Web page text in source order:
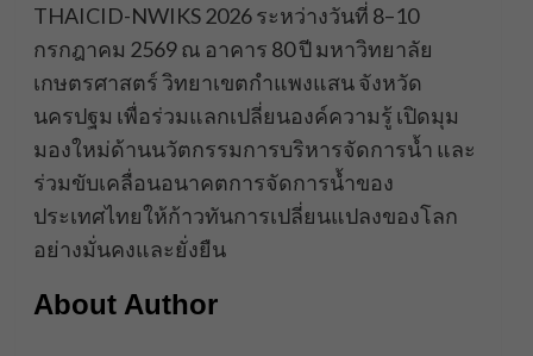
THAICID-NWIKS 2026 ระหว่างวันที่ 8–10
กรกฎาคม 2569 ณ อาคาร 80 ปี มหาวิทยาลัย
เกษตรศาสตร์ วิทยาเขตกำแพงแสน จังหวัด
นครปฐม เพื่อร่วมแลกเปลี่ยนองค์ความรู้ เปิดมุม
มองใหม่ด้านนวัตกรรมการบริหารจัดการน้ำ และ
ร่วมขับเคลื่อนอนาคตการจัดการน้ำของ
ประเทศไทยให้ก้าวทันการเปลี่ยนแปลงของโลก
อย่างมั่นคงและยั่งยืน
About Author